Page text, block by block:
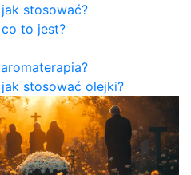
stosować?
to jest?
stosować olejki?